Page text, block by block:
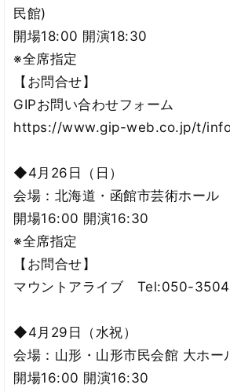
民館)
開場18:00 開演18:30
※全席指定
【お問合せ】
GIPお問い合わせフォーム
https://www.gip-web.co.jp/t/
◆4月26日（日）
会場：北海道・函館市芸術ホール
開場16:00 開演16:30
※全席指定
【お問合せ】
マウントアライブ Tel:050-
◆4月29日（水祝）
会場：山形・山形市民会館 大ホー
開場16:00 開演16:30